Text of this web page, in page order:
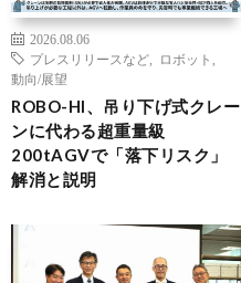
2026.08.06
プレスリリースなど
ロボット
動向/展望
ROBO-HI、吊り下げ式クレー
ンに代わる超重量級
200tAGVで「落下リスク」
解消と説明